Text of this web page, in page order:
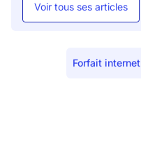
Voir tous ses articles
Forfait internet